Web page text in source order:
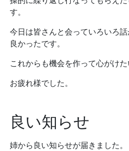
す。
今日は皆さんと会っていろいろ
良かったです。
これからも機会を作って心がけた
お疲れ様でした。
良い知らせ
姉から良い知らせが届きました。